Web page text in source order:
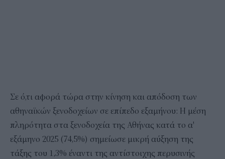
Σε ό,τι αφορά τώρα στην κίνηση και απόδοση των
αθηναϊκών ξενοδοχείων σε επίπεδο εξαμήνου: Η μέση
πληρότητα στα ξενοδοχεία της Αθήνας κατά το α'
εξάμηνο 2025 (74,5%) σημείωσε μικρή αύξηση της
τάξης του 1,3% έναντι της αντίστοιχης περυσινής